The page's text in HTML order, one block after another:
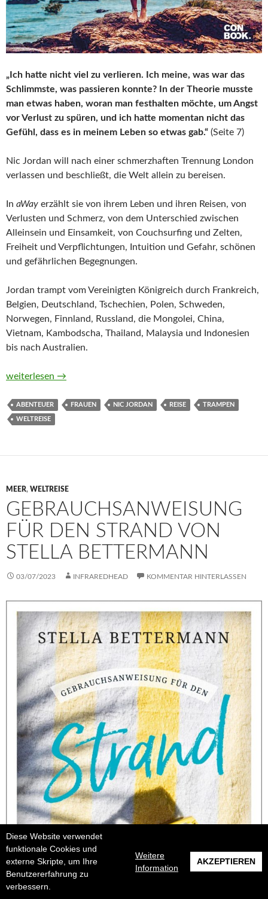
Diese Website verwendet
funktionale Cookies und
externe Skripte, um Ihre
Benutzererfahrung zu
verbessern.
Weitere
Information
AKZEPTIEREN
„Ich hatte nicht viel zu verlieren. Ich meine, was war das
Schlimmste, was passieren konnte? In der Theorie musste
man etwas haben, woran man festhalten möchte, um Angst
vor Verlust zu spüren, und ich hatte momentan nicht das
Gefühl, dass es in meinem Leben so etwas gab.“ (Seite 7)
Nic Jordan will nach einer schmerzhaften Trennung London
verlassen und beschließt, die Welt allein zu bereisen.
In aWay erzählt sie von ihrem Leben und ihren Reisen, von
Verlusten und Schmerz, von dem Unterschied zwischen
Alleinsein und Einsamkeit, von Couchsurfing und Zelten,
Freiheit und Verpflichtungen, Intuition und Gefahr, schönen
und gefährlichen Begegnungen.
Jordan trampt vom Vereinigten Königreich durch Frankreich,
Belgien, Deutschland, Tschechien, Polen, Schweden,
Norwegen, Finnland, Russland, die Mongolei, China,
Vietnam, Kambodscha, Thailand, Malaysia und Indonesien
bis nach Australien.
aWay. Wie ich nichts mehr zu verlieren hatte und per
weiterlesen →
ABENTEUER FRAUEN NIC JORDAN REISE TRAMPEN
WELTREISE
MEER, WELTREISE
GEBRAUCHSANWEISUNG
FÜR DEN STRAND VON
STELLA BETTERMANN
03/07/2023 INFRAREDHEAD KOMMENTAR HINTERLASSEN